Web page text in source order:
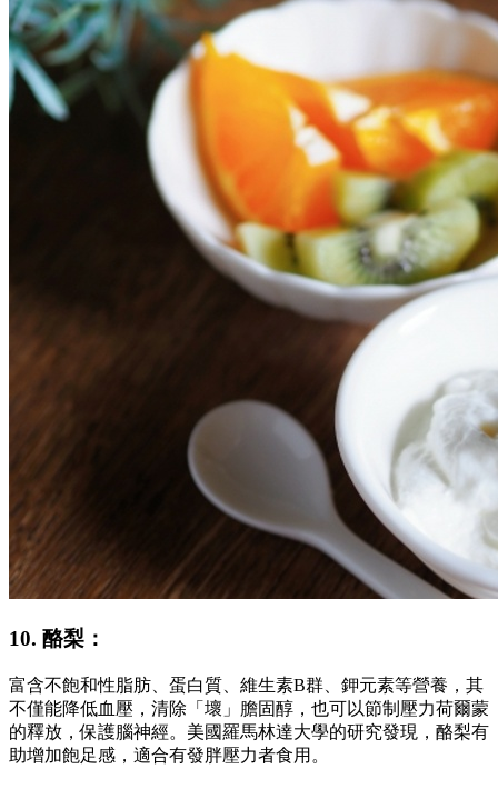
10. 酪梨：
富含不飽和性脂肪、蛋白質、維生素B群、鉀元素等營養，其
不僅能降低血壓，清除「壞」膽固醇，也可以節制壓力荷爾蒙
的釋放，保護腦神經。美國羅馬林達大學的研究發現，酪梨有
助增加飽足感，適合有發胖壓力者食用。